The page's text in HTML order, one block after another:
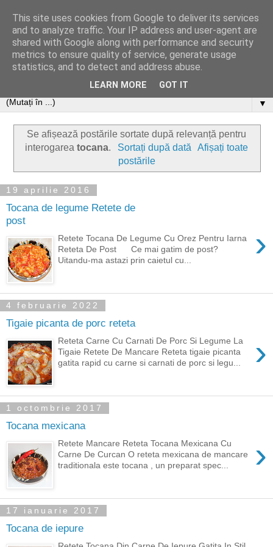
▼
Se afișează postările sortate după relevanță pentru
interogareatocana. Sortați după dată
Afișați toate
postările
19 aprilie 2016
Tocana de legume Retete de
post
›
Retete Tocana De Legume Cu Orez Pentru Iarna
Reteta De Post Ce mai gatim de post?
Uitandu-ma astazi prin caietul cu...
4 februarie 2022
Tigaie picanta de porc reteta
›
Reteta Carne Cu Carnati De Porc Si Legume La
Tigaie Retete De Mancare Reteta tigaie picanta
gatita rapid cu carne si carnati de porc si legu...
1 octombrie 2017
Tocana mexicana
›
Retete Mancare Reteta Tocana Mexicana Cu
Carne De Curcan O reteta mexicana de mancare
traditionala este tocana , un preparat spec...
17 ianuarie 2017
Tocana de iepure
This site uses cookies from Google to deliver its services
and to analyze traffic. Your IP address and user-agent are
shared with Google along with performance and security
metrics to ensure quality of service, generate usage
statistics, and to detect and address abuse.
LEARN MORE GOT IT